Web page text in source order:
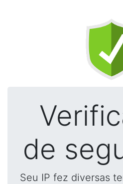
de
Seu IP fez diversas